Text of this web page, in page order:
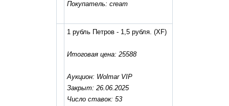
Покупатель: cream
1 рубль Петров - 1,5 рубля. (XF)
Итоговая цена: 25588
Аукцион: Wolmar VIP
Закрыт: 26.06.2025
Число ставок: 53